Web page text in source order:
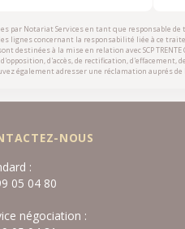
par Notariat Services en tant que responsable
lignes concernant la responsabilité liée à ce
destinées à la mise en relation avecSCP
d'opposition, d'accès, de rectification,
également adresser une réclamation auprés
NOUS
:
05 04 80
négociation :